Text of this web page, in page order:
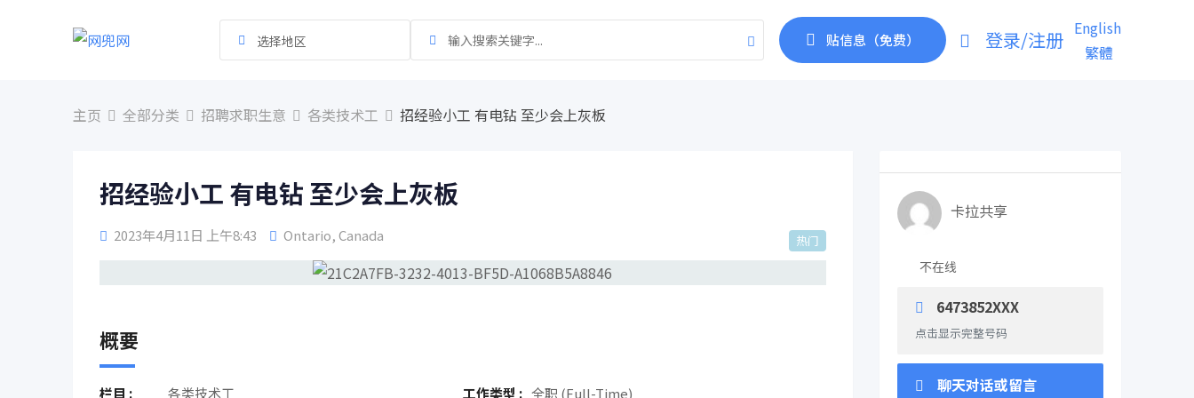
选择地区 贴信息（免费） 登录/注册 English
繁體
主页 全部分类 招聘求职生意 各类技术工 招经验小工 有电钻 至少会上灰板
招经验小工 有电钻 至少会上灰板
2023年4月11日 上午8:43 Ontario,Canada 热门
概要
栏目 : 各类技术工 工作类型 : 全职 (Full-Time)
卡拉共享
不在线
6473852XXX
点击显示完整号码
聊天对话或留言